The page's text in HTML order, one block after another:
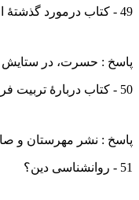
49 - کتاب درمورد گذشتۀ از دست رفته
پاسخ : حسرت، در ستایش
50 - کتاب دربارۀ تربیت فرزند
پاسخ : نشر مهرستان و
51 - روانشناسی دین؟